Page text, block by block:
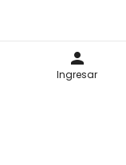
person
Ingresar